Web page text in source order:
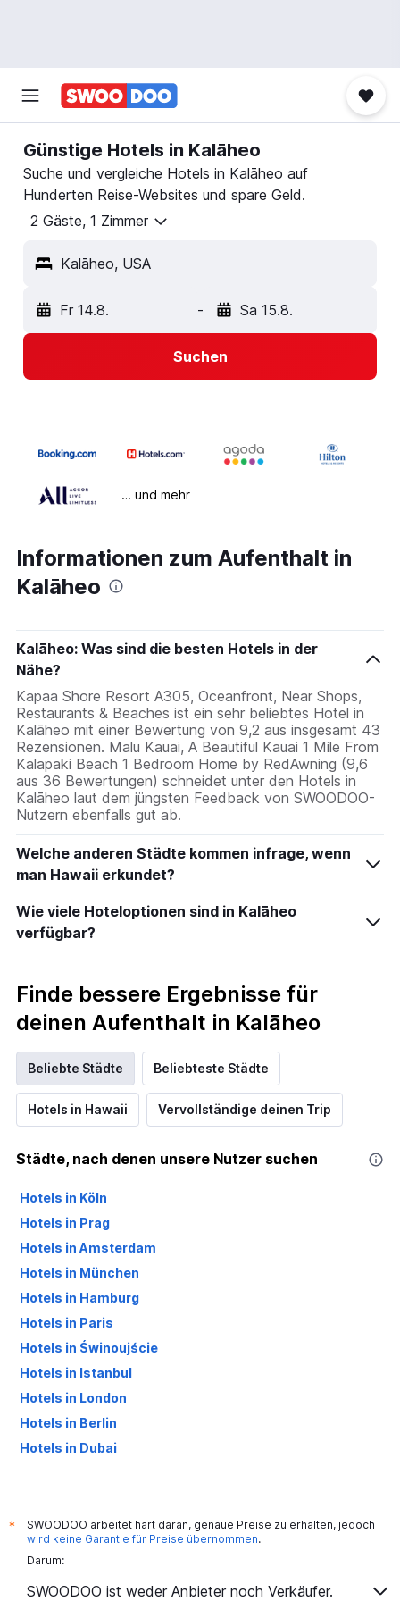
Günstige Hotels in Kalāheo
Suche und vergleiche Hotels in Kalāheo auf
Hunderten Reise-Websites und spare Geld.
2 Gäste, 1 Zimmer
Kalāheo, USA
Fr 14.8. - Sa 15.8.
Suchen
… und mehr
Informationen zum Aufenthalt in
Kalāheo
Kalāheo: Was sind die besten Hotels in der
Nähe?
Kapaa Shore Resort A305, Oceanfront, Near Shops,
Restaurants & Beaches ist ein sehr beliebtes Hotel in
Kalāheo mit einer Bewertung von 9,2 aus insgesamt 43
Rezensionen. Malu Kauai, A Beautiful Kauai 1 Mile From
Kalapaki Beach 1 Bedroom Home by RedAwning (9,6
aus 36 Bewertungen) schneidet unter den Hotels in
Kalāheo laut dem jüngsten Feedback von SWOODOO-
Nutzern ebenfalls gut ab.
Welche anderen Städte kommen infrage, wenn
man Hawaii erkundet?
Wie viele Hoteloptionen sind in Kalāheo
verfügbar?
Finde bessere Ergebnisse für
deinen Aufenthalt in Kalāheo
Beliebte Städte Beliebteste Städte
Hotels in Hawaii Vervollständige deinen Trip
Städte, nach denen unsere Nutzer suchen
Hotels in Köln
Hotels in Prag
Hotels in Amsterdam
Hotels in München
Hotels in Hamburg
Hotels in Paris
Hotels in Świnoujście
Hotels in Istanbul
Hotels in London
Hotels in Berlin
Hotels in Dubai
*
SWOODOO arbeitet hart daran, genaue Preise zu erhalten, jedoch
wird keine Garantie für Preise übernommen.
Darum:
SWOODOO ist weder Anbieter noch Verkäufer.